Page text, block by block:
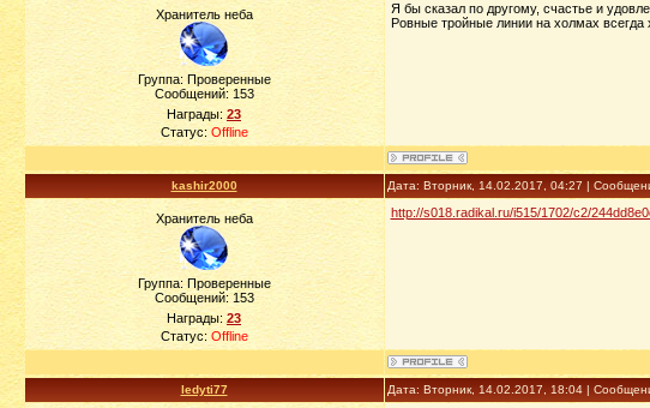
Хранитель неба
Группа: Проверенные
Сообщений:153
Награды: 23
Статус: Offline
Я бы сказал по другому, счастье и
Ровные тройные линии на холмах всегда
kashir2000 Дата: Вторник, 14.02.2017, 04:27 |
Хранитель неба
Группа: Проверенные
Сообщений:153
Награды: 23
Статус: Offline
http://s018.radikal.ru/i515/1702/c2/
ledyti77 Дата: Вторник, 14.02.2017, 18:04 |